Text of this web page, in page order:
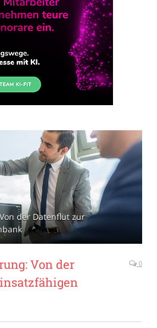
der Datenflut zur
Von der
0